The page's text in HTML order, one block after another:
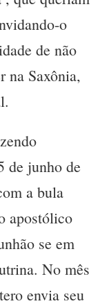
o
de não
na Saxônia,
de junho de
a bula
apostólico
se em
No mês
envia seu